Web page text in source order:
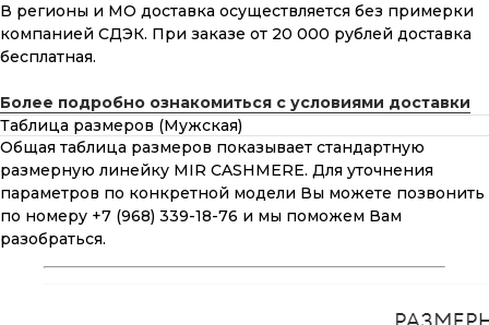
В регионы и МО доставка осуществляется без примерки
компанией СДЭК. При заказе от 20 000 рублей доставка
бесплатная.
Более подробно ознакомиться с условиями доставки
Таблица размеров (Мужская)
Общая таблица размеров показывает стандартную
размерную линейку MIR CASHMERE. Для уточнения
параметров по конкретной модели Вы можете позвонить
по номеру +7 (968) 339-18-76 и мы поможем Вам
разобраться.